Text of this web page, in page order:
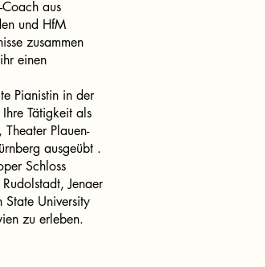
aus
und HfM
zusammen
einen
Pianistin in der
Tätigkeit als
Plauen-
ausgeübt .
Schloss
Jenaer
University
zu erleben.